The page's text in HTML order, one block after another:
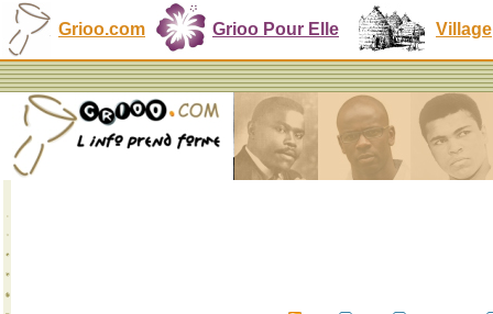
Grioo.com Grioo Pour Elle Village